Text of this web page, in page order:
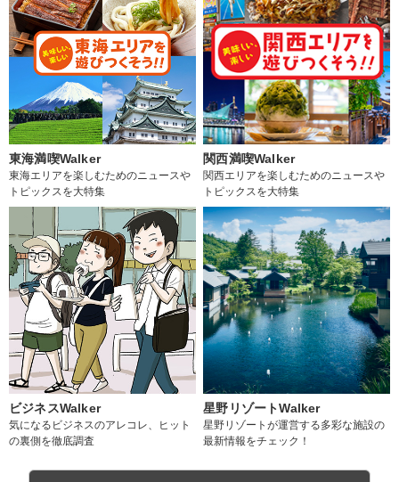
東海満喫Walker
東海エリアを楽しむためのニュースや
トピックスを大特集
関西満喫Walker
関西エリアを楽しむためのニュースや
トピックスを大特集
ビジネスWalker
気になるビジネスのアレコレ、ヒット
の裏側を徹底調査
星野リゾートWalker
星野リゾートが運営する多彩な施設の
最新情報をチェック！